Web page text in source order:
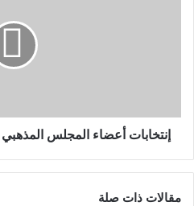
إنتخابات أعضاء المجلس
مقالات ذات صلة